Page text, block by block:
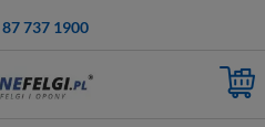
737 1900